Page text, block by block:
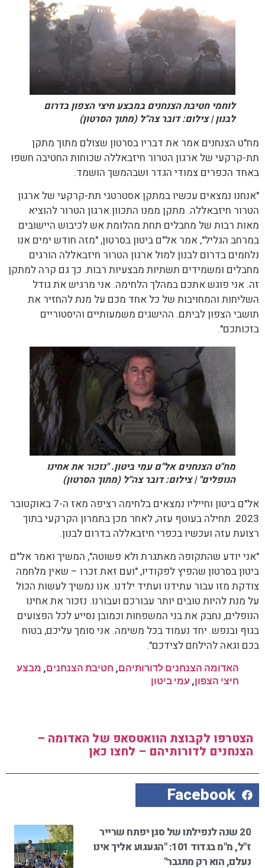
לוחמי חטיבת הצנחנים במבצע חיצי הצפון בדרום
לבנון | צילום: דובר צה"ל (מתוך הסרטון)
מח"ט הצנחנים אמר את דבריו בסרטון שצולם מתוך מתקן
תת-קרקעי של ארגון הטרור חיזבאללה שכוחות החטיבה חשפו
באחד הכפרים צמודי הגדר ושבהמשך הושמד.
"אנחנו נמצאים עכשיו במתקן אסטרטגי תת-קרקעי של ארגון
הטרור חיזבאללה. מתקן ממנו התכוון ארגון הטרור להוציא
מאות רבות של מחבלים תחת מהלומת אש לכיבוש היישובים
במרחב הגליל", אמר אל"ם ביטון בסרטון, "מזה חודש ימים אנו
נלחמים בדרום לבנון למול ארגון הטרור חיזבאללה הורגים
מחבלים ומשמידים תשתיות מבצעיות רבות. כך גם קרה למתקן
זה. אני פוגש אתכם במהלך הלחימה. אני מרגיש את גודל
השליחות והמחויבות של כל אחד מכם על מנת להחזיר את
תושבי הצפון לביתם. ההישגים משמעותיים והיסטוריים
בזכותכם".
מח"ט הצנחנים אל"ם עמי ביטון. "נזכור את אחינו
הנופלים" | צילום: דובר צה"ל (מתוך הסרטון)
אל"ם ביטון וחייליו נמצאים בלחימה רציפה מאז ה-7 באוקטובר
2023. תחילה בעוטף עזה, לאחר מכן בתמרון הקרקעי בתוך
רצועת עזה ועכשיו בכפרי חיזבאללה בדרום לבנון.
"אני יודע שהתקופה מאתגרת ולא פשוטה", המשיך ואמר אל"ם
ביטון בסרטון שהפיץ לפקודיו, "ועם זאת זכרו – שאין מלחמה
צודקת מזו עבור עתידנו ועתיד ילדנו. אנו נמשיך לעשות הכול
על מנת להיות טובים יותר עבורכם ועבורנו. נזכור את אחינו
הנופלים, נחבק את בני המשפחות וכמובן נסייע לכל הפצועים
בגוף ובנפש. יחד נעמוד בכל משימה. אני סומך עליכם, בטוח
בכם וגאה להילחם לצידכם".
האדומה הצנחנים לדורותיהם, חטיבת הצנחנים, מבצע
חיצי הצפון, עמי ביטון
הצטרפו לקבוצת הוואטסאפ של האדומה –
הצנחנים לדורותיהם – לחצו כאן
Facebook
20 שנה לנפילתו של סגן יפתח שרייר
ז"ל, מ"מ בגדוד 101: "הגעגוע אליך אינו
נעלם, הוא רק מתגבר"